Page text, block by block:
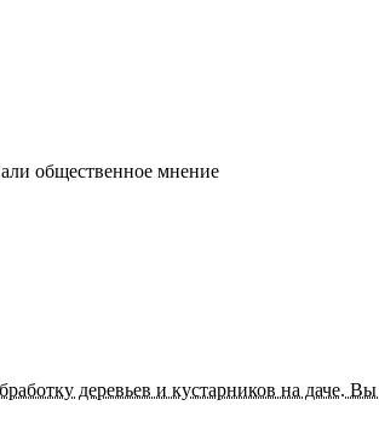
общественное мнение
деревьев и кустарников на даче.